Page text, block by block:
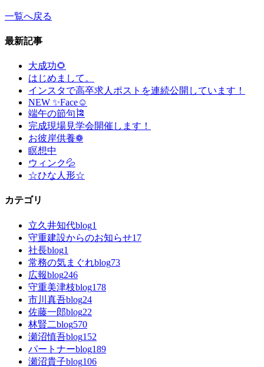
一覧へ戻る
最新記事
大成功🌻
はじめまして。
インスタで高卒求人ポストを連続公開しています！
NEW ✨Face☺
端午の節句🎏
完成現場見学会開催します！
お彼岸供養❁
瞑想中
ウィンク💦
☆ひな人形☆
カテゴリ
立久井知代blog1
守重建設からのお知らせ17
社長blog1
常務の気まぐれblog73
広報blog246
守重美津枝blog178
市川真吾blog24
佐藤一郎blog22
林賢二blog570
瀬沼慎吾blog152
パートナーblog189
瀬沼貴子blog106